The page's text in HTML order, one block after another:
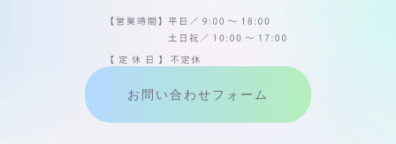
お問い合わせフォーム